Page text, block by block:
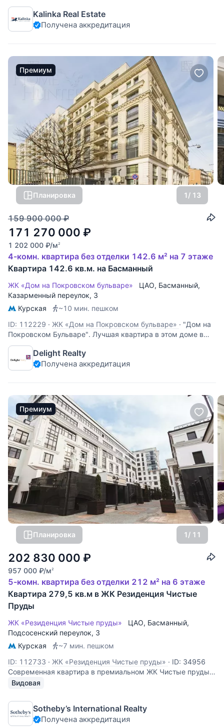
особняке на Тверском бульваре. Планировка: кухня-
гостиная, мастер-спальня, две отдельные детские, ванная
комната, гостевой санузел. Монохромный интерьер в стиле
Kalinka Real Estate
Получена аккредитация
Премиум
Планировка 1/ 13
159 900 000 ₽
171 270 000 ₽
1 202 000 ₽/м2
4-комн. квартира без отделки 142.6 м² на 7 этаже
Квартира 142.6 кв.м. на Басманный
ЖК «Дом на Покровском бульваре» ЦАО, Басманный,
Казарменный переулок, 3
Курская
~10 мин. пешком
ID: 112229 · ЖК «Дом на Покровском бульваре» · "Дом на
Покровском Бульваре". Лучшая квартира в этом доме в
лучшей первой секции. Без отделки. Окна в пол. Отличные
панорамные виды на три стороны света. Планировка
предполагает 2-3 спальни, гостиную, 2 санузла. Большим
Delight Realty
Получена аккредитация
Премиум
Планировка 1/ 11
202 830 000 ₽
957 000 ₽/м2
5-комн. квартира без отделки 212 м² на 6 этаже
Квартира 279,5 кв.м в ЖК Резиденция Чистые
Пруды
ЖК «Резиденция Чистые пруды» ЦАО, Басманный,
Подсосенский переулок, 3
Курская
~7 мин. пешком
ID: 112733 · ЖК «Резиденция Чистые пруды» · ID: 34956
Современная квартира в премиальном ЖК Чистые пруды.
Возможно распланировать: кухня-столовая, просторная
две гостевые или детские спальни/кабинет, до трех
гостевых санузлов, зимний сад
Видовая
Sotheby’s International Realty
Получена аккредитация